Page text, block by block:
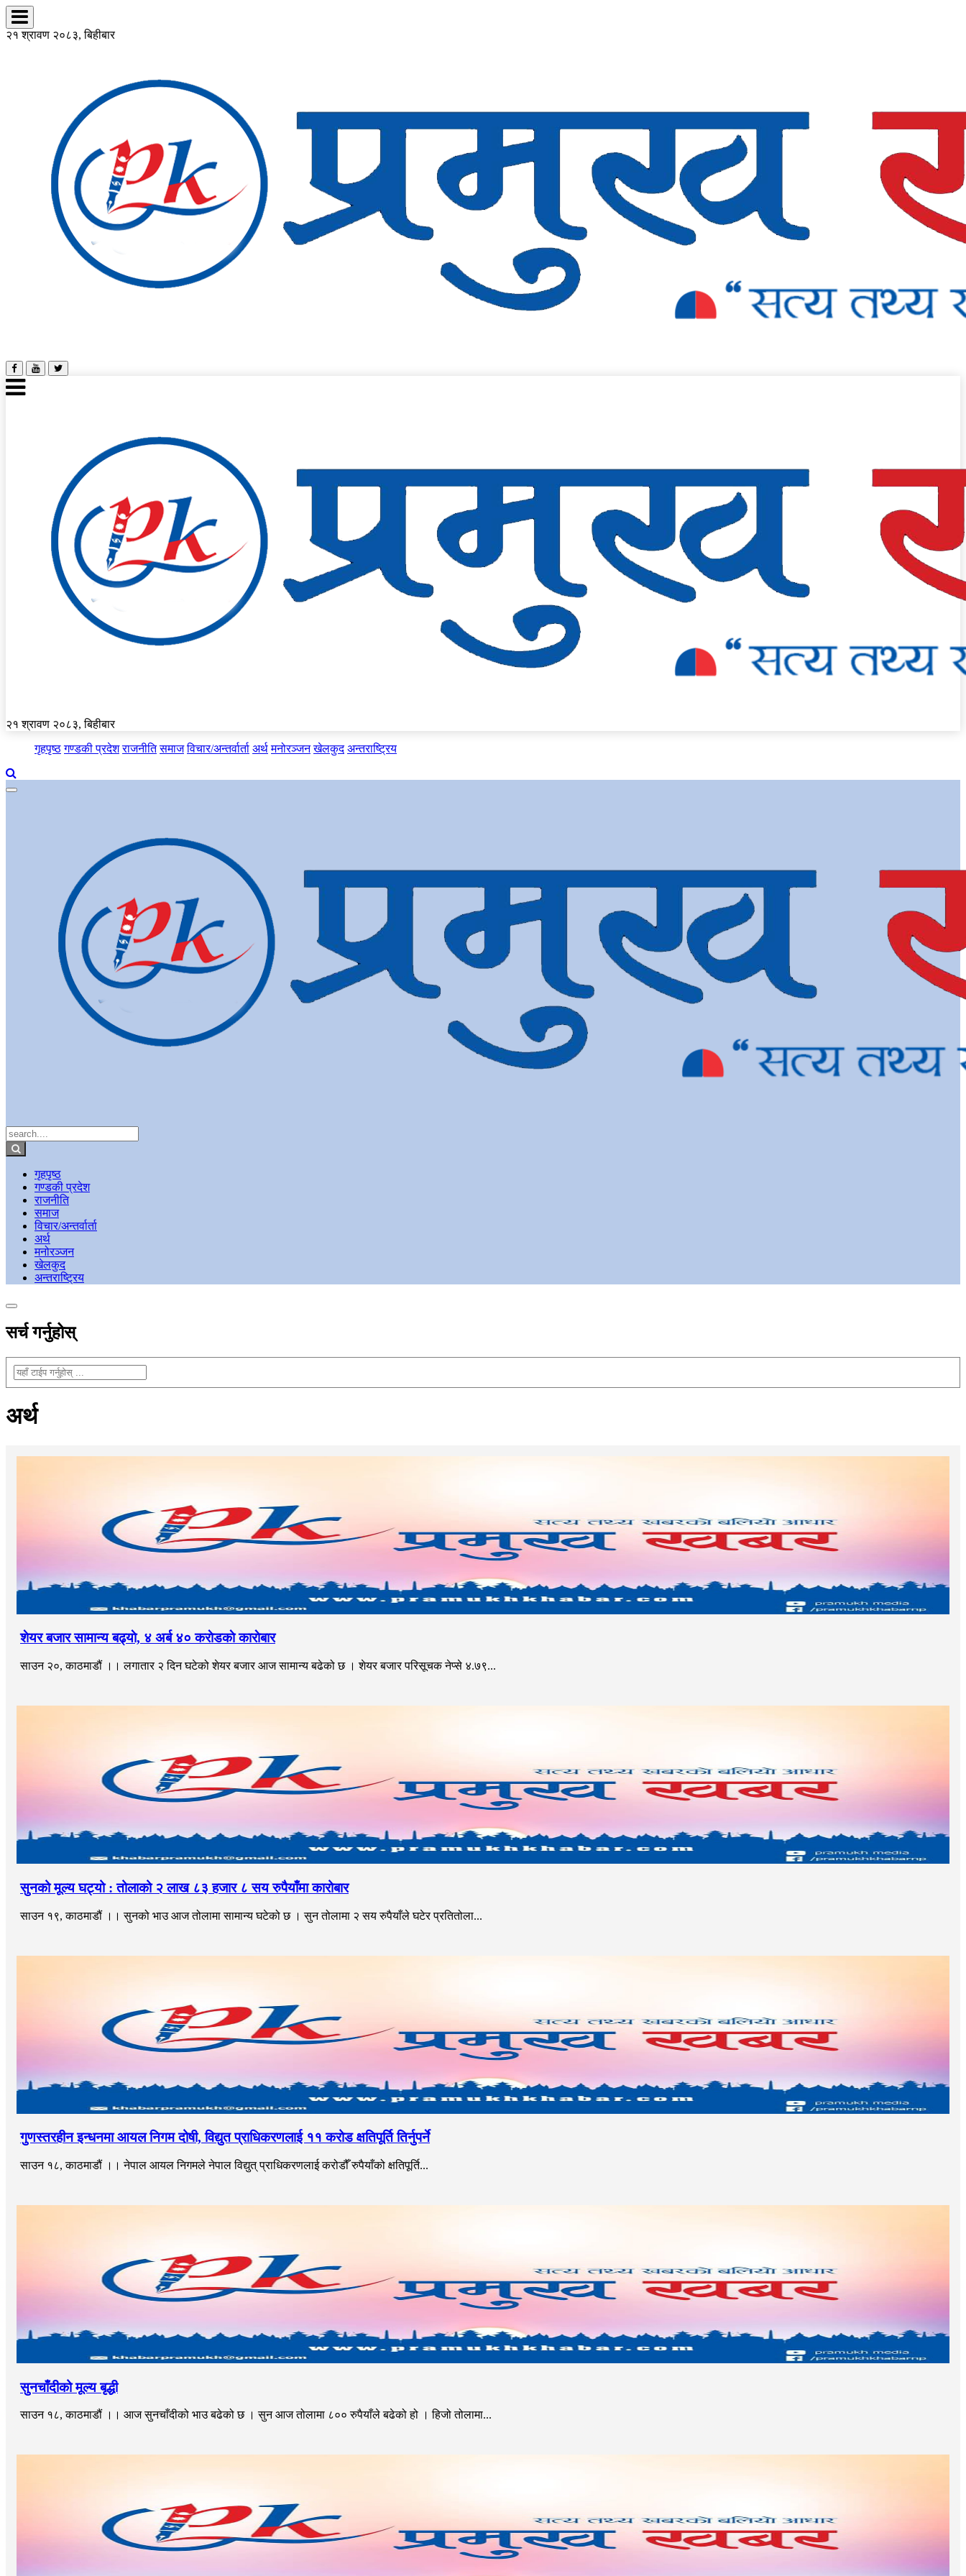
२१ श्रावण २०८३, बिहीबार
२१ श्रावण २०८३, बिहीबार
गृहपृष्ठ गण्डकी प्रदेश राजनीति समाज विचार/अन्तर्वार्ता अर्थ मनोरञ्जन खेलकुद अन्तराष्ट्रिय
गृहपृष्ठ
गण्डकी प्रदेश
राजनीति
समाज
विचार/अन्तर्वार्ता
अर्थ
मनोरञ्जन
खेलकुद
अन्तराष्ट्रिय
सर्च गर्नुहोस्
अर्थ
शेयर बजार सामान्य बढ्याे, ४ अर्ब ४० कराेडकाे काराेबार
साउन २०, काठमाडौं ।। लगातार २ दिन घटेको शेयर बजार आज सामान्य बढेको छ । शेयर बजार परिसूचक नेप्से ४.७९...
सुनको मूल्य घट्यो : तोलाको २ लाख ८३ हजार ८ सय रुपैयाँमा कारोबार
साउन १९, काठमाडौं ।। सुनको भाउ आज तोलामा सामान्य घटेको छ । सुन तोलामा २ सय रुपैयाँले घटेर प्रतितोला...
गुणस्तरहीन इन्धनमा आयल निगम दोषी, विद्युत प्राधिकरणलाई ११ करोड क्षतिपूर्ति तिर्नुपर्ने
साउन १८, काठमाडौं ।। नेपाल आयल निगमले नेपाल विद्युत् प्राधिकरणलाई करोडौँ रुपैयाँको क्षतिपूर्ति...
सुनचाँदीको मूल्य बृद्धी
साउन १८, काठमाडौं ।। आज सुनचाँदीको भाउ बढेको छ । सुन आज तोलामा ८०० रुपैयाँले बढेको हो । हिजो तोलामा...